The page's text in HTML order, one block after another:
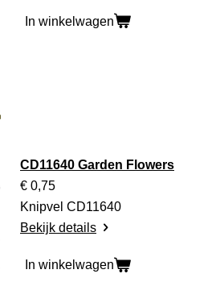
In winkelwagen
CD11640 Garden Flowers
€ 0,75
Knipvel CD11640
Bekijk details
In winkelwagen